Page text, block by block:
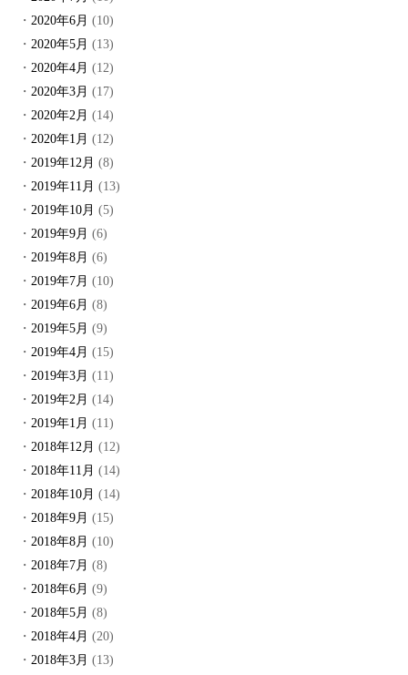
2020年6月 (10)
2020年5月 (13)
2020年4月 (12)
2020年3月 (17)
2020年2月 (14)
2020年1月 (12)
2019年12月 (8)
2019年11月 (13)
2019年10月 (5)
2019年9月 (6)
2019年8月 (6)
2019年7月 (10)
2019年6月 (8)
2019年5月 (9)
2019年4月 (15)
2019年3月 (11)
2019年2月 (14)
2019年1月 (11)
2018年12月 (12)
2018年11月 (14)
2018年10月 (14)
2018年9月 (15)
2018年8月 (10)
2018年7月 (8)
2018年6月 (9)
2018年5月 (8)
2018年4月 (20)
2018年3月 (13)